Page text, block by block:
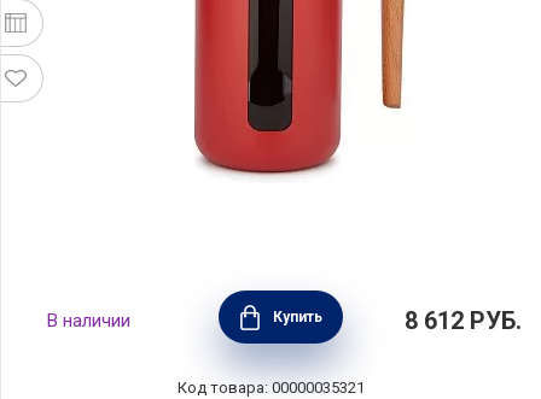
Кофейник френч-пресс La Cafetiere 1 л,
сталь+стекло+дерево, цвет красный,
Kitchen Craft, Великобритания,
LCPISA8CPREDW
В наличии Купить 8 612 РУБ.
Код товара: 00000035321